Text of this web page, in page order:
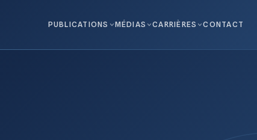
PUBLICATIONS MÉDIAS CARRIÈRES CONTACT